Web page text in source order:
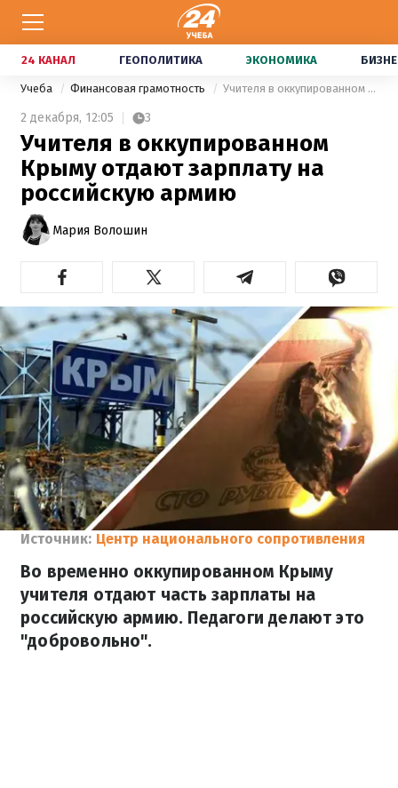
24 КАНАЛ ГЕОПОЛИТИКА ЭКОНОМИКА
Учеба Финансовая грамотность Учителя в оккупированном Крыму отдают зарплату на российскую армию
2 декабря, 12:05 3
Учителя в оккупированном
Крыму отдают зарплату на
российскую армию
Мария Волошин
Источник: Центр национального сопротивления
Во временно оккупированном Крыму
учителя отдают часть зарплаты на
российскую армию. Педагоги делают это
"добровольно".